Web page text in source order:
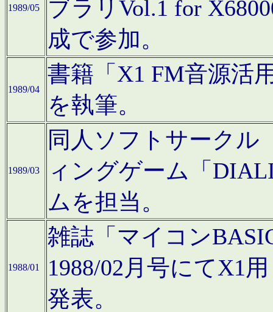
1989/05
ブラリVol.1 for
成で参加。
1989/04
書籍「X1 FM音源活
を執筆。
1989/03
同人ソフトサークル
ィングゲーム「
ムを担当。
1988/01
雑誌「マイコン
1988/02月号にてX1
発表。